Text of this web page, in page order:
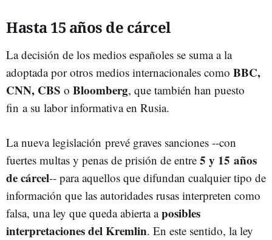
Hasta 15 años de cárcel
La decisión de los medios españoles se suma a la
adoptada por otros medios internacionales como BBC,
CNN, CBS o Bloomberg, que también han puesto
fin a su labor informativa en Rusia.
La nueva legislación prevé graves sanciones --con
fuertes multas y penas de prisión de entre 5 y 15 años
de cárcel-- para aquellos que difundan cualquier tipo de
información que las autoridades rusas interpreten como
falsa, una ley que queda abierta aposibles
interpretaciones del Kremlin. En este sentido, la ley